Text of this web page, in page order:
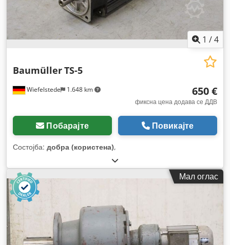
1 /4
Wiefelstede 1.648 km
BaumüllerTS-5
650 €
фиксна цена додава се ДДВ
Побарајте Повикајте
Состојба: добра (користена),
Мал оглас